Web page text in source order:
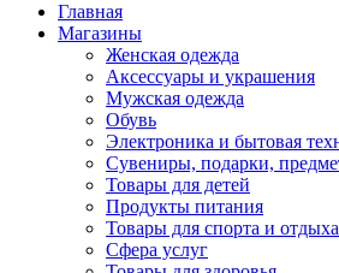
Главная
Магазины
Женская одежда
Аксессуары и украшения
Мужская одежда
Обувь
Электроника и бытовая
Сувениры, подарки,
Товары для детей
Продукты питания
Товары для спорта и отдыха
Сфера услуг